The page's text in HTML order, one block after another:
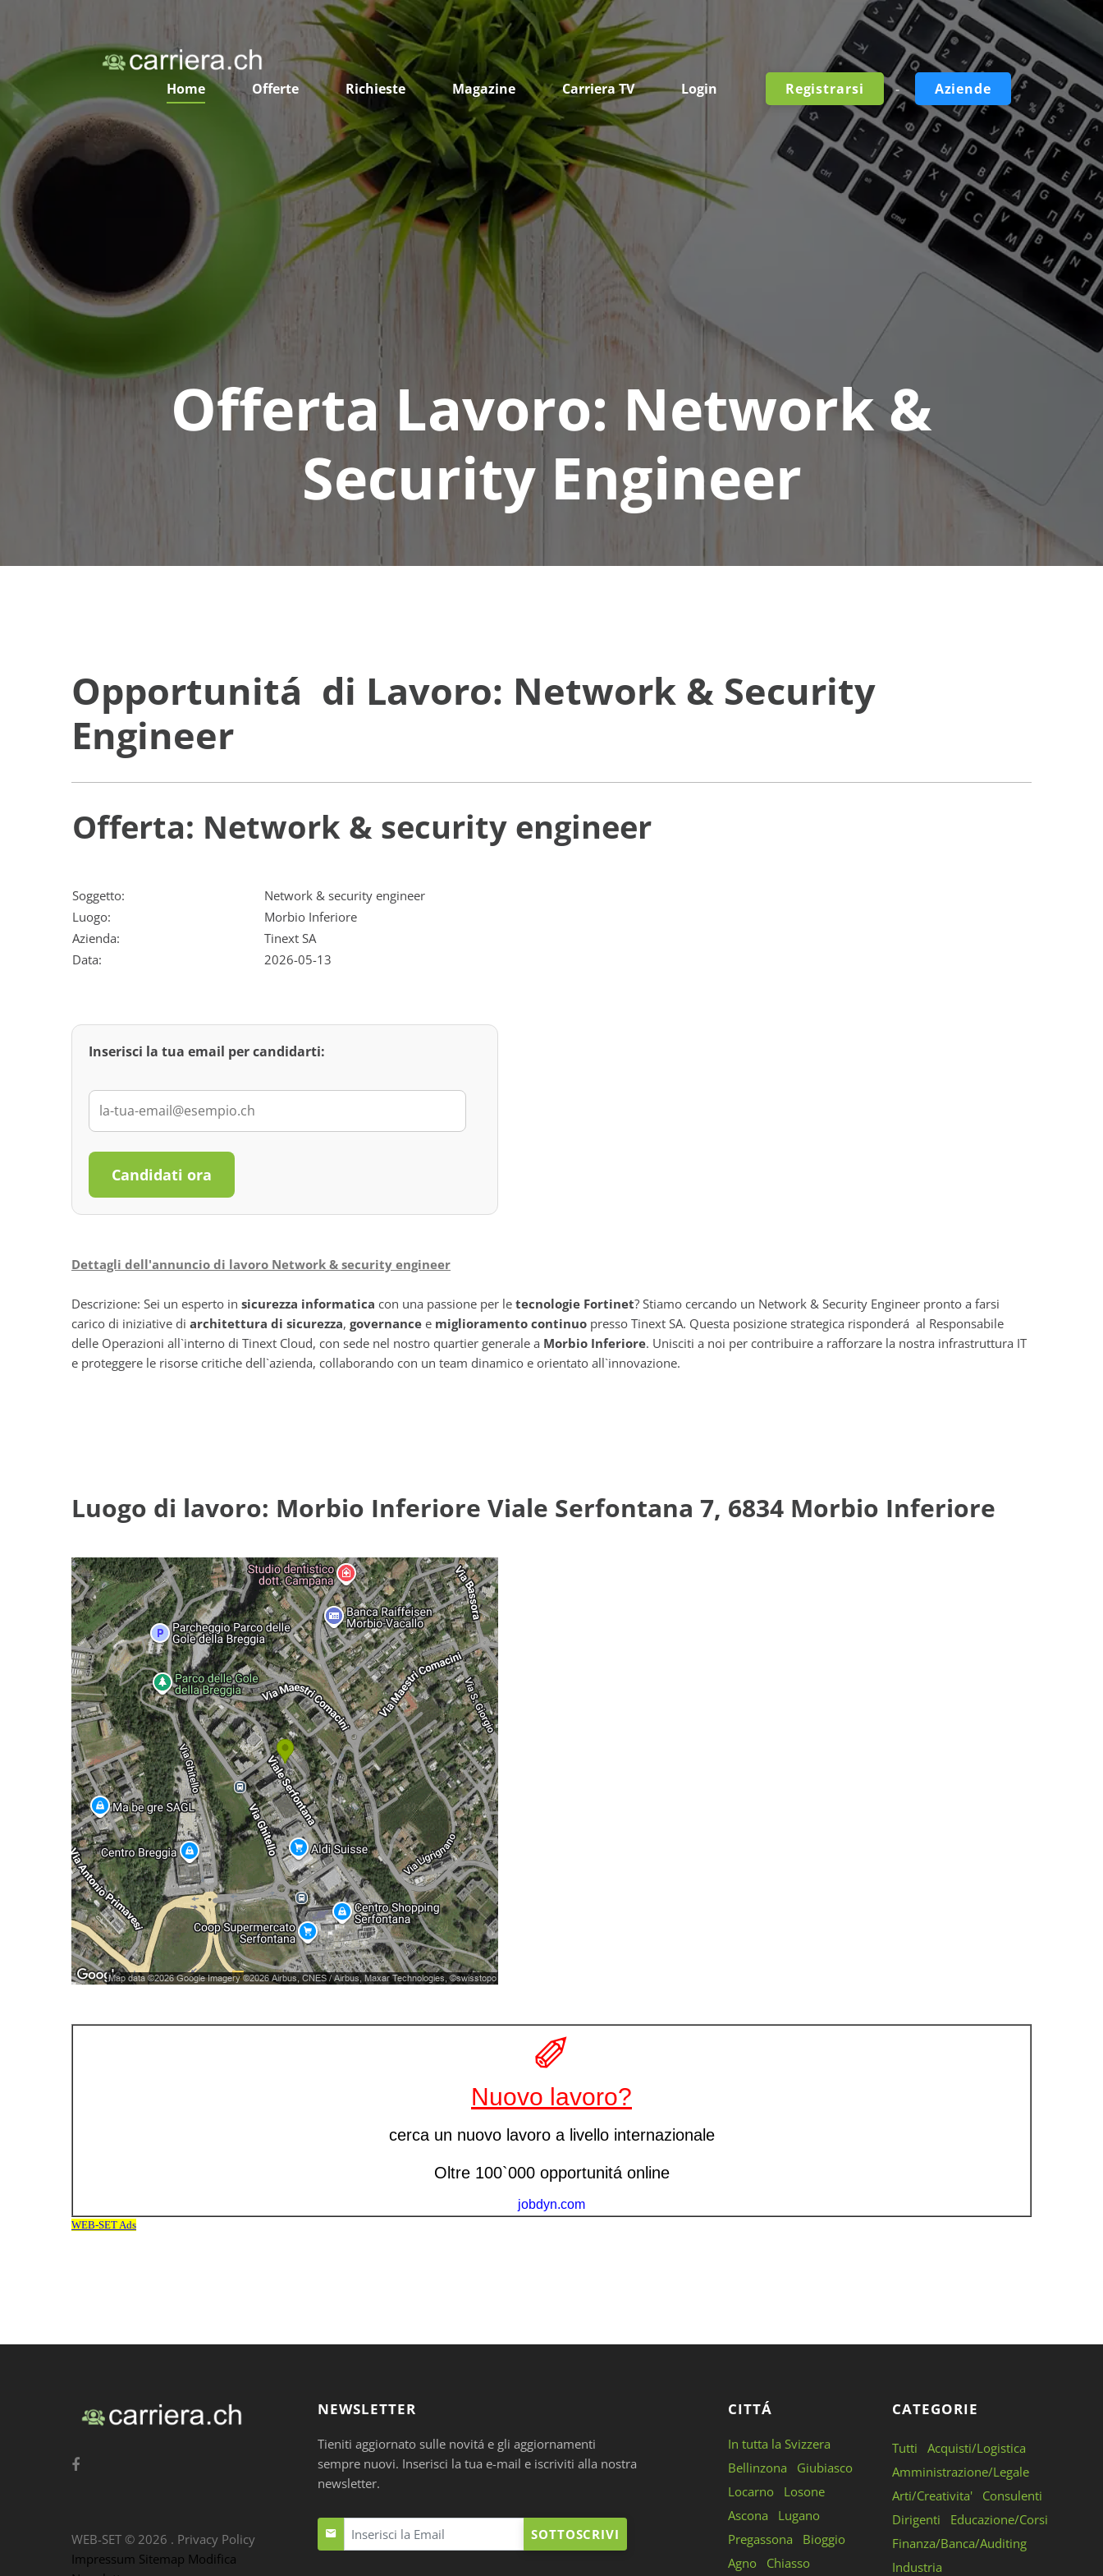
Home Offerte Richieste Magazine Carriera TV Login Registrarsi - Aziende
Offerta Lavoro: Network &
Security Engineer
Opportunitá di Lavoro: Network & Security
Engineer
Offerta: Network & security engineer
Soggetto:
Network & security engineer
Luogo:
Morbio Inferiore
Azienda:
Tinext SA
Data:
2026-05-13
Inserisci la tua email per candidarti:
Candidati ora
Dettagli dell'annuncio di lavoro Network & security engineer
Descrizione: Sei un esperto in sicurezza informatica con una passione per le tecnologie Fortinet? Stiamo cercando un Network & Security Engineer pronto a farsi
carico di iniziative di architettura di sicurezza, governance e miglioramento continuo presso Tinext SA. Questa posizione strategica risponderá al Responsabile
delle Operazioni all`interno di Tinext Cloud, con sede nel nostro quartier generale a Morbio Inferiore. Unisciti a noi per contribuire a rafforzare la nostra infrastruttura IT
e proteggere le risorse critiche dell`azienda, collaborando con un team dinamico e orientato all`innovazione.
Luogo di lavoro: Morbio Inferiore Viale Serfontana 7, 6834 Morbio Inferiore
NEWSLETTER
Tieniti aggiornato sulle novitá e gli aggiornamenti
sempre nuovi. Inserisci la tua e-mail e iscriviti alla nostra
newsletter.
SOTTOSCRIVI
CITTÁ
In tutta la Svizzera
Bellinzona
Giubiasco
Locarno
Losone
Ascona
Lugano
Pregassona
Bioggio
Agno
Chiasso
CATEGORIE
Tutti
Acquisti/Logistica
Amministrazione/Legale
Arti/Creativita'
Consulenti
Dirigenti
Educazione/Corsi
Finanza/Banca/Auditing
Industria
WEB-SET © 2026 . Privacy Policy
Impressum Sitemap Modifica